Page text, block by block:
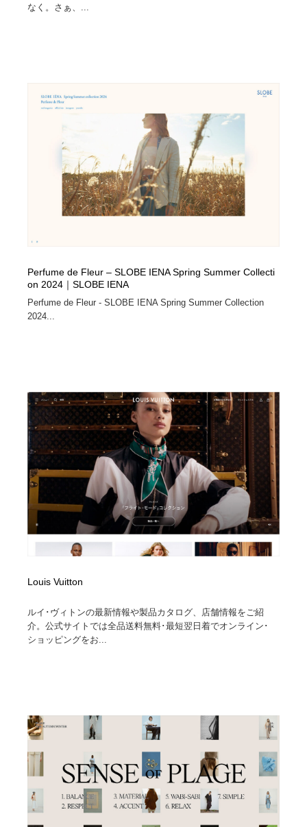
なく。さぁ、...
Perfume de Fleur – SLOBE IENA Spring Summer Collecti
on 2024｜SLOBE IENA
Perfume de Fleur - SLOBE IENA Spring Summer Collection
2024...
Louis Vuitton
ルイ･ヴィトンの最新情報や製品カタログ、店舗情報をご紹
介。公式サイトでは全品送料無料･最短翌日着でオンライン･
ショッピングをお...